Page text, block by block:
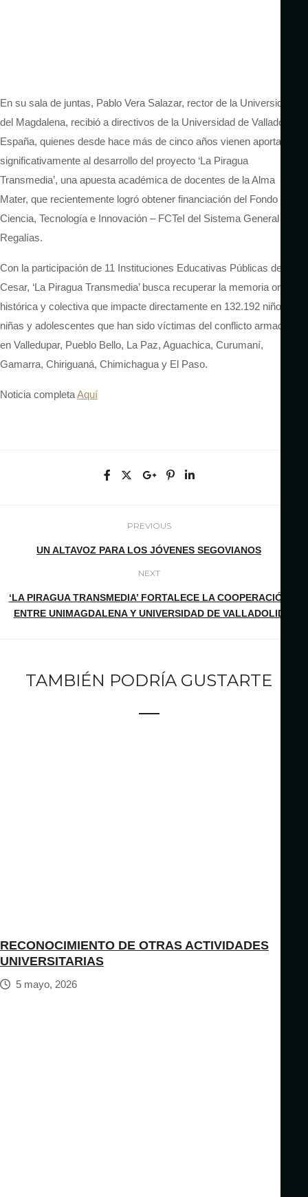
En su sala de juntas, Pablo Vera Salazar, rector de la Universidad
del Magdalena, recibió a directivos de la Universidad de Valladolid,
España, quienes desde hace más de cinco años vienen aportando
significativamente al desarrollo del proyecto ‘La Piragua
Transmedia’, una apuesta académica de docentes de la Alma
Mater, que recientemente logró obtener financiación del Fondo de
Ciencia, Tecnología e Innovación – FCTeI del Sistema General de
Regalías.
Con la participación de 11 Instituciones Educativas Públicas del
Cesar, ‘La Piragua Transmedia’ busca recuperar la memoria oral,
histórica y colectiva que impacte directamente en 132.192 niños,
niñas y adolescentes que han sido víctimas del conflicto armado
en Valledupar, Pueblo Bello, La Paz, Aguachica, Curumaní,
Gamarra, Chiriguaná, Chimichagua y El Paso.
Noticia completaAquí
PREVIOUS
UN ALTAVOZ PARA LOS JÓVENES SEGOVIANOS
NEXT
‘LA PIRAGUA TRANSMEDIA’ FORTALECE LA COOPERACIÓN
ENTRE UNIMAGDALENA Y UNIVERSIDAD DE VALLADOLID
TAMBIÉN PODRÍA GUSTARTE
RECONOCIMIENTO DE OTRAS ACTIVIDADES
UNIVERSITARIAS
5 mayo, 2026